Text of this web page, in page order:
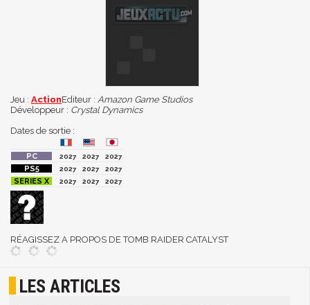
Jeu : ActionEditeur : Amazon Game Studios
Développeur : Crystal Dynamics
Dates de sortie :
2027 2027
2027
2027
2027
2027
2027
2027 2027
RÉAGISSEZ A PROPOS DE TOMB RAIDER CATALYST
LES ARTICLES